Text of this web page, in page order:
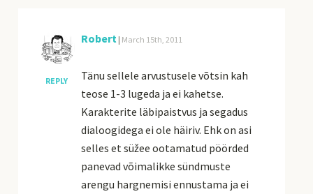
REPLY
Robert | March 15th, 2011
Tänu sellele arvustusele võtsin kah
teose 1-3 lugeda ja ei kahetse.
Karakterite läbipaistvus ja segadus
dialoogidega ei ole häiriv. Ehk on asi
selles et süžee ootamatud pöörded
panevad võimalikke sündmuste
arengu hargnemisi ennustama ja ei